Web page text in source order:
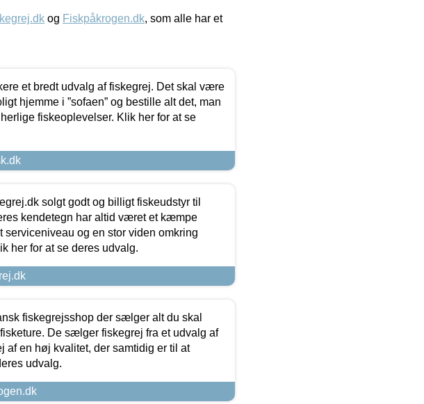
og Fiskpåkrogen.dk, som alle har et
et bredt udvalg af fiskegrej. Det skal være
hjemme i ”sofaen” og bestille alt det, man
fiskeoplevelser. Klik her for at se
solgt godt og billigt fiskeudstyr til
kendetegn har altid været et kæmpe
serviceniveau og en stor viden omkring
her for at se deres udvalg.
fiskegrejsshop der sælger alt du skal
De sælger fiskegrej fra et udvalg af
af en høj kvalitet, der samtidig er til at
udvalg.